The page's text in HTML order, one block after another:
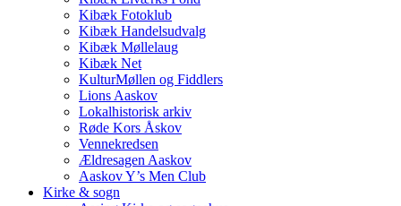
Kibæk Fotoklub
Kibæk Handelsudvalg
Kibæk Møllelaug
Kibæk Net
KulturMøllen og Fiddlers
Lions Aaskov
Lokalhistorisk arkiv
Røde Kors Åskov
Vennekredsen
Ældresagen Aaskov
Aaskov Y’s Men Club
Kirke & sogn